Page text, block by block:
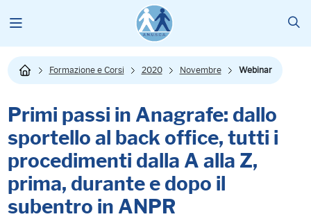
Formazione e Corsi 2020 Novembre Webinar
Primi passi in Anagrafe: dallo
sportello al backoffice, tutti i
procedimenti dalla A alla Z,
prima, durante e dopo il
subentro in ANPR